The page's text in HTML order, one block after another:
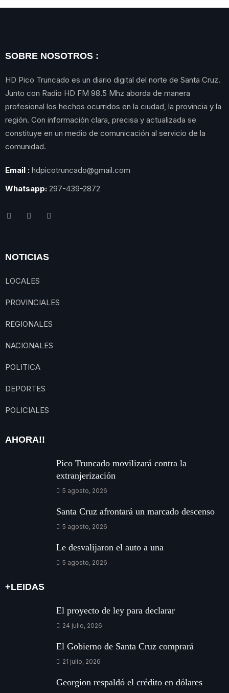
SOBRE NOSOTROS :
HD Pico Truncado es un diario digital del norte de Santa Cruz.
Junto con Radio HD FM 98.5 Mhz aborda de manera
profesional los hechos ocurridos en la ciudad, la provincia y la
región. Con información clara, precisa y actualizada se
constituye en un medio de comunicación al servicio de la
comunidad.
Email : hdpicotruncado@gmail.com
Whatsapp: 297-439-2872
NOTICIAS
LOCALES
PROVINCIALES
REGIONALES
NACIONALES
POLITICA
DEPORTES
POLICIALES
AHORA!!
Pico Truncado movilizará contra la
extranjerización
5 agosto, 2026
Santa Cruz afrontará un marcado descenso
5 agosto, 2026
Le desvalijaron el auto a una
5 agosto, 2026
+LEIDAS
El proyecto de ley para declarar
24 julio, 2026
El Gobierno de Santa Cruz comprará
21 julio, 2026
Georgion respaldó el crédito en dólares